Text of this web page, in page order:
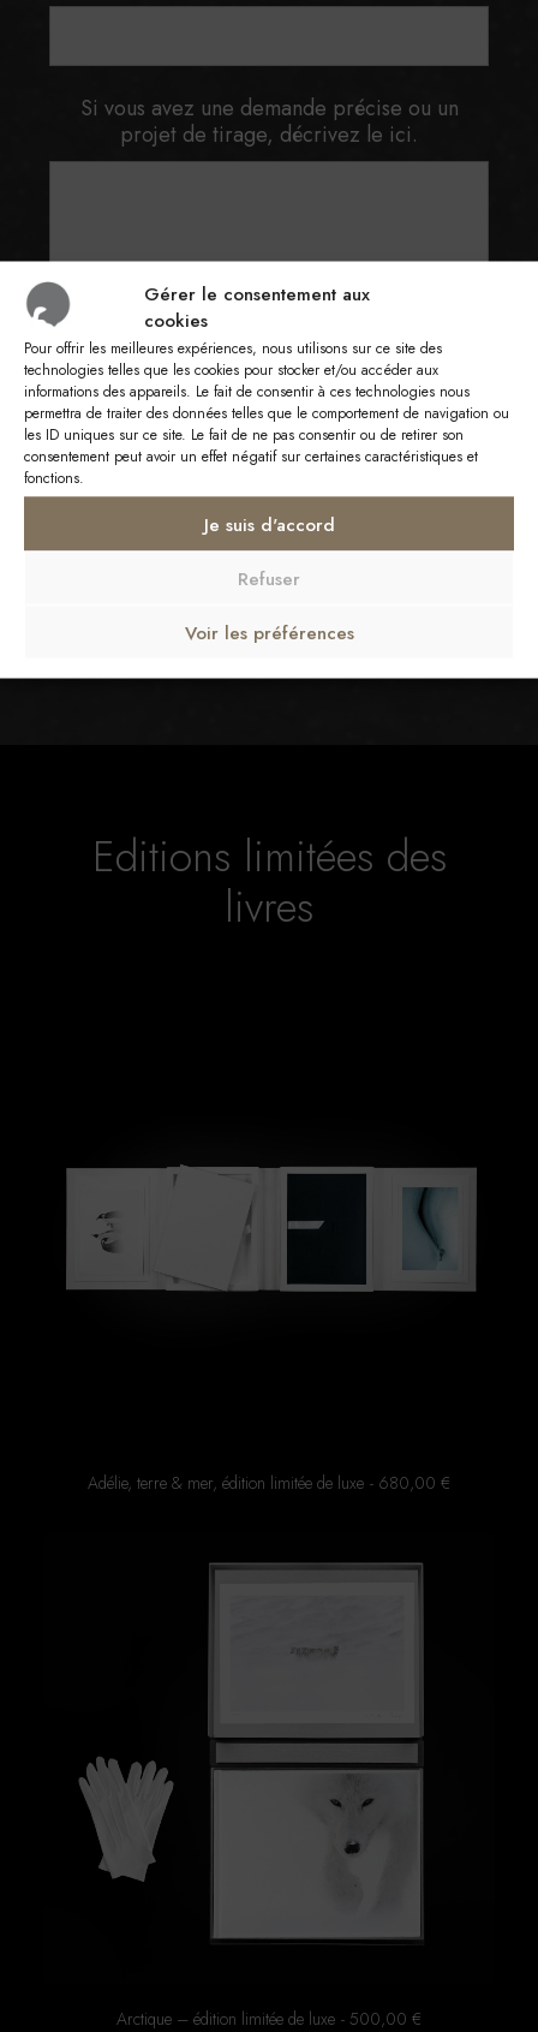
Gérer le consentement aux
cookies
Pour offrir les meilleures expériences, nous utilisons sur ce site des
technologies telles que les cookies pour stocker et/ou accéder aux
informations des appareils. Le fait de consentir à ces technologies nous
permettra de traiter des données telles que le comportement de navigation ou
les ID uniques sur ce site. Le fait de ne pas consentir ou de retirer son
consentement peut avoir un effet négatif sur certaines caractéristiques et
fonctions.
Je suis d'accord
Refuser
Voir les préférences
Si vous avez une demande précise ou un
projet de tirage, décrivez le ici.
ReCAPTCHA
Editions limitées des
livres
Adélie, terre & mer, édition limitée de luxe 680,00€
Arctique – édition limitée de luxe 500,00€